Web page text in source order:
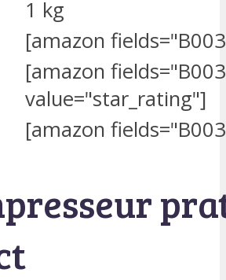
1 kg
[amazon
[amazon
value="star_rating"]
[amazon